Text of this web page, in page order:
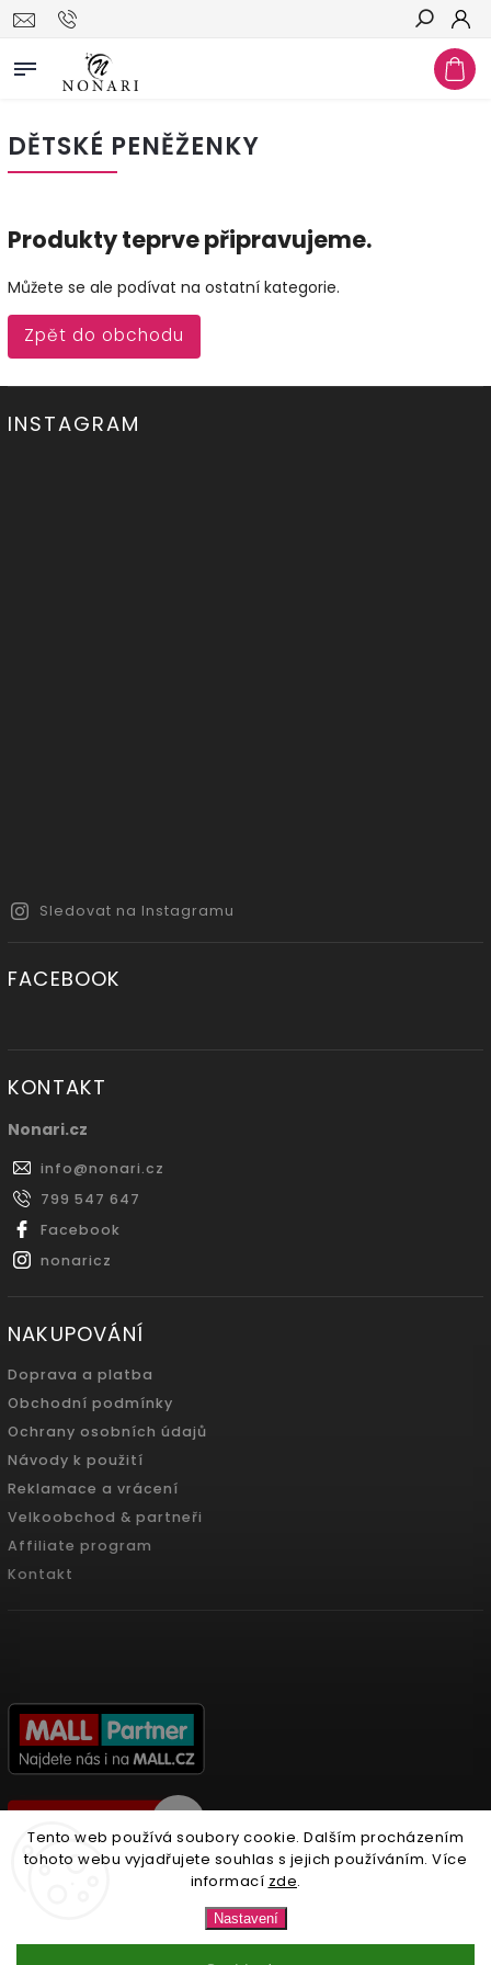
Tento web používá soubory cookie. Dalším procházením
tohoto webu vyjadřujete souhlas s jejich používáním. Více
informací zde.
Nastavení
Hledat
DĚTSKÉ PENĚŽENKY
Produkty teprve připravujeme.
Můžete se ale podívat na ostatní kategorie.
Zpět do obchodu
INSTAGRAM
Sledovat na Instagramu
FACEBOOK
KONTAKT
Nonari.cz
info@nonari.cz
799 547 647
Facebook
nonaricz
NAKUPOVÁNÍ
Doprava a platba
Obchodní podmínky
Ochrany osobních údajů
Návody k použití
Reklamace a vrácení
Velkoobchod & partneři
Affiliate program
Kontakt
Nonari.cz. Všechna práva vyhrazena.
Upravit nastavení cookies